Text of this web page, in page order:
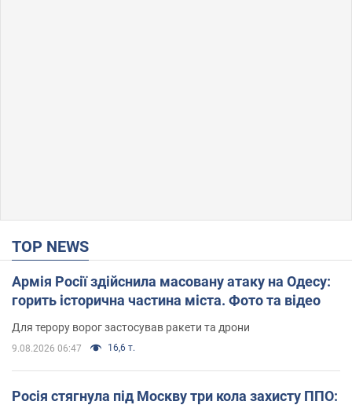
TOP NEWS
Армія Росії здійснила масовану атаку на Одесу:
горить історична частина міста. Фото та відео
Для терору ворог застосував ракети та дрони
9.08.2026 06:47 16,6 т.
Росія стягнула під Москву три кола захисту ППО: